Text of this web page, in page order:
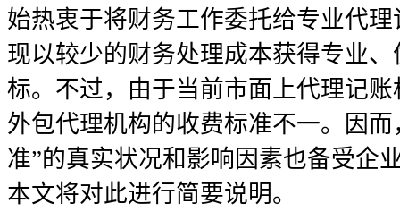
始热衷于将财务工作委托给专业代
现以较少的财务处理成本获得专业
标。不过，由于当前市面上代理记
外包代理机构的收费标准不一。因
准”的真实状况和影响因素也备受企
本文将对此进行简要说明。